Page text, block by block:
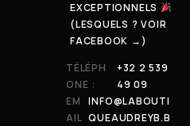
EXCEPTIONNELS
(LESQUELS ? VOIR
FACEBOOK →)
TÉLÉPH
ONE :
+32 2 539
49 09
EM
AIL
INFO@LABOUTI
QUEAUDREYB.B